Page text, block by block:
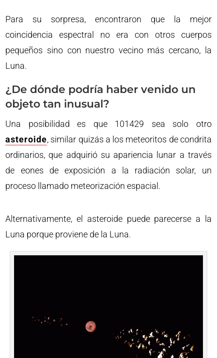
Para su sorpresa, encontraron que la mejor
coincidencia espectral no era con otros cuerpos
pequeños sino con nuestro vecino más cercano, la
Luna.
¿De dónde podría haber venido un
objeto tan inusual?
Una posibilidad es que 101429 sea solo otro
asteroide, similar quizás a los meteoritos de condrita
ordinarios, que adquirió su apariencia lunar a través
de eones de exposición a la radiación solar, un
proceso llamado meteorización espacial.
Alternativamente, el asteroide puede parecerse a la
Luna porque proviene de la Luna.